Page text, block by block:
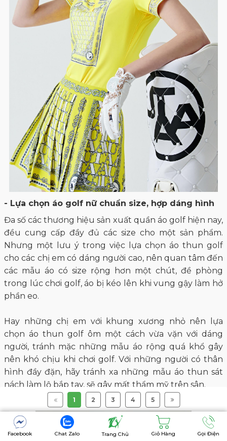
1 2 3 4 5
- Lựa chọn áo golf nữ chuẩn size, hợp dáng hình
Đa số các thương hiệu sản xuất quần áo golf hiện nay,
đều cung cấp đầy đủ các size cho một sản phẩm.
Nhưng một lưu ý trong việc lựa chọn áo thun golf
cho các chị em có dáng người cao, nên quan tâm đến
các mẫu áo có size rộng hơn một chút, đề phòng
trong lúc chơi golf, áo bị kéo lên khi vung gậy làm hở
phần eo.
Hay những chị em với khung xương nhỏ nên lựa
chọn áo thun golf ôm một cách vừa vặn với dáng
người, tránh mặc những mẫu áo rộng quá khổ gây
nên khó chịu khi chơi golf. Với những người có thân
hình đầy đặn, hãy tránh xa những mẫu áo thun sát
nách làm lộ bắp tay, sẽ gây mất thẩm mỹ trên sân.
Facebook Chat Zalo Trang Chủ Giỏ Hàng Gọi Điện